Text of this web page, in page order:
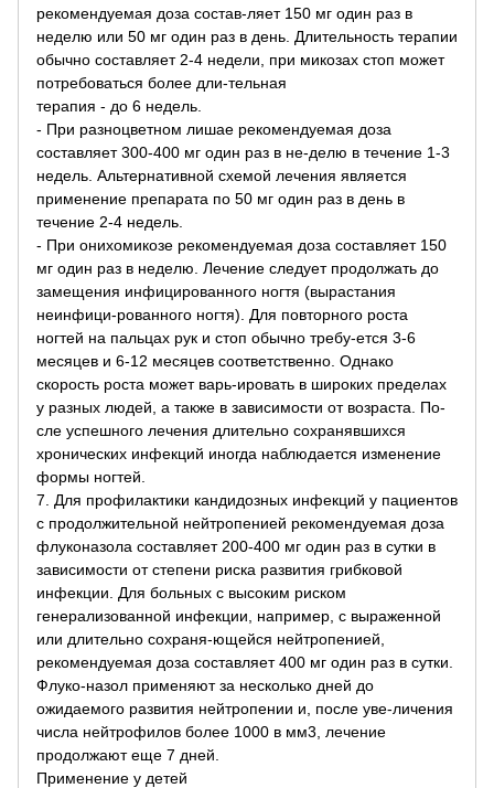
рекомендуемая доза состав-ляет 150 мг один раз в
неделю или 50 мг один раз в день. Длительность терапии
обычно составляет 2-4 недели, при микозах стоп может
потребоваться более дли-тельная
терапия - до 6 недель.
- При разноцветном лишае рекомендуемая доза
составляет 300-400 мг один раз в не-делю в течение 1-3
недель. Альтернативной схемой лечения является
применение препарата по 50 мг один раз в день в
течение 2-4 недель.
- При онихомикозе рекомендуемая доза составляет 150
мг один раз в неделю. Лечение следует продолжать до
замещения инфицированного ногтя (вырастания
неинфици-рованного ногтя). Для повторного роста
ногтей на пальцах рук и стоп обычно требу-ется 3-6
месяцев и 6-12 месяцев соответственно. Однако
скорость роста может варь-ировать в широких пределах
у разных людей, а также в зависимости от возраста. По-
сле успешного лечения длительно сохранявшихся
хронических инфекций иногда наблюдается изменение
формы ногтей.
7. Для профилактики кандидозных инфекций у пациентов
с продолжительной нейтропенией рекомендуемая доза
флуконазола составляет 200-400 мг один раз в сутки в
зависимости от степени риска развития грибковой
инфекции. Для больных с высоким риском
генерализованной инфекции, например, с выраженной
или длительно сохраня-ющейся нейтропенией,
рекомендуемая доза составляет 400 мг один раз в сутки.
Флуко-назол применяют за несколько дней до
ожидаемого развития нейтропении и, после уве-личения
числа нейтрофилов более 1000 в мм3, лечение
продолжают еще 7 дней.
Применение у детей